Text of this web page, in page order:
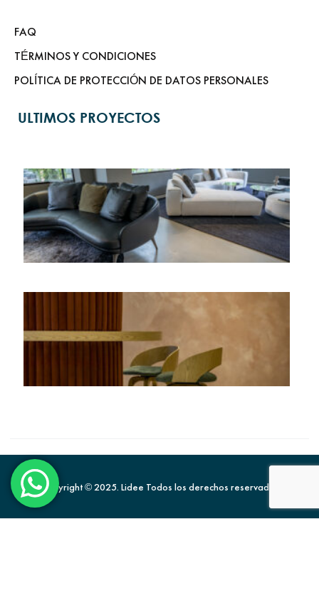
FAQ
TÉRMINOS Y CONDICIONES
POLÍTICA DE PROTECCIÓN DE DATOS PERSONALES
ULTIMOS PROYECTOS
Copyright © 2025. Lidee Todos los derechos reservados